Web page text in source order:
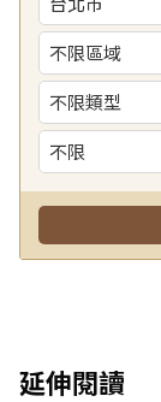
延伸閱讀